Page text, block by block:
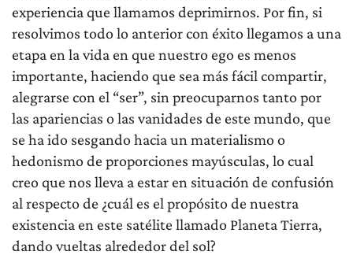
experiencia que llamamos deprimirnos. Por fin, si
resolvimos todo lo anterior con éxito llegamos a una
etapa en la vida en que nuestro ego es menos
importante, haciendo que sea más fácil compartir,
alegrarse con el “ser”, sin preocuparnos tanto por
las apariencias o las vanidades de este mundo, que
se ha ido sesgando hacia un materialismo o
hedonismo de proporciones mayúsculas, lo cual
creo que nos lleva a estar en situación de confusión
al respecto de ¿cuál es el propósito de nuestra
existencia en este satélite llamado Planeta Tierra,
dando vueltas alrededor del sol?